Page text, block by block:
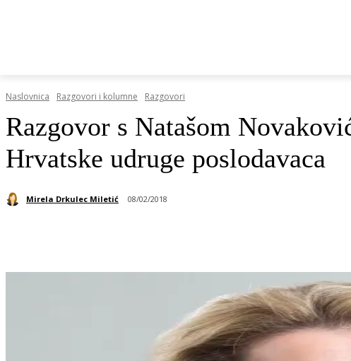
Naslovnica Razgovori i kolumne Razgovori
Razgovor s Natašom
Hrvatske udruge poslodavaca
Mirela Drkulec Miletić 08/02/2018